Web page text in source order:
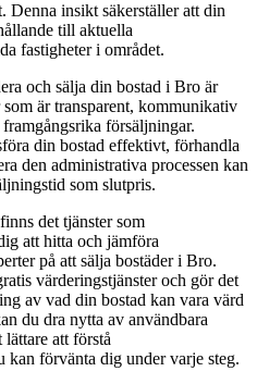
Denna insikt säkerställer att din
till aktuella
fastigheter i området.
och sälja din bostad i Bro är
är transparent, kommunikativ
försäljningar.
din bostad effektivt, förhandla
den administrativa processen kan
som slutpris.
det tjänster som
att hitta och jämföra
på att sälja bostäder i Bro.
värderingstjänster och gör det
av vad din bostad kan vara värd
du dra nytta av användbara
att förstå
kan förvänta dig under varje steg.